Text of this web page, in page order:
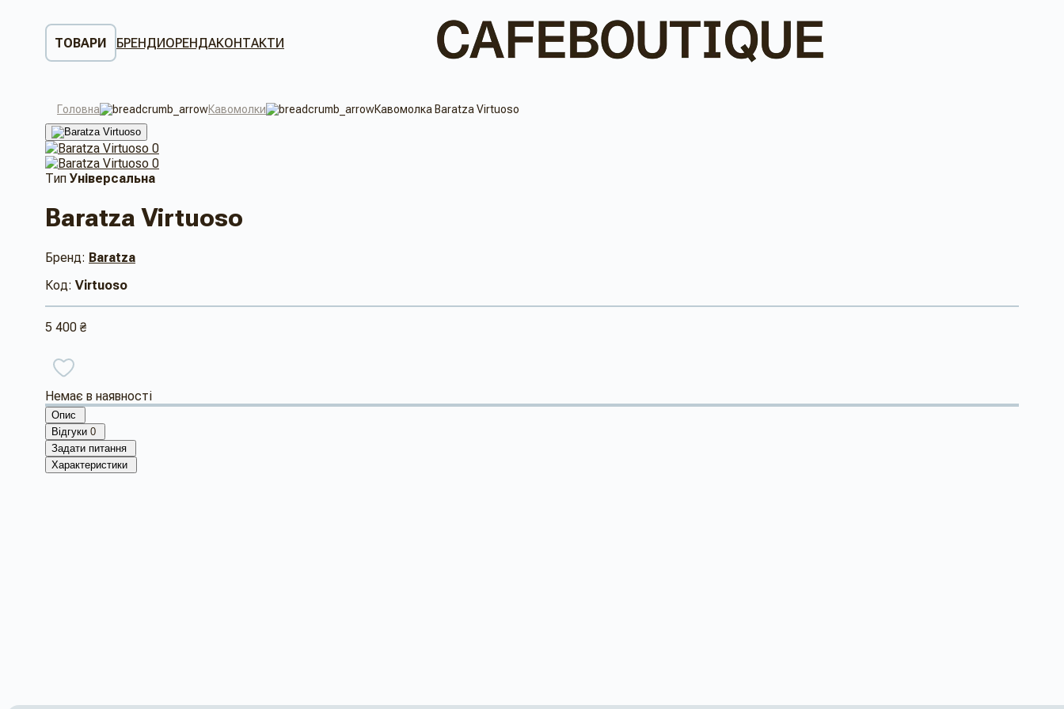
ТОВАРИ БРЕНДИОРЕНДАКОНТАКТИ
Головна Кавомолки Кавомолка Baratza Virtuoso
Тип Універсальна
Baratza Virtuoso
Бренд: Baratza
Код: Virtuoso
5 400 ₴
Немає в наявності
Опис
Відгуки 0
Задати питання
Характеристики